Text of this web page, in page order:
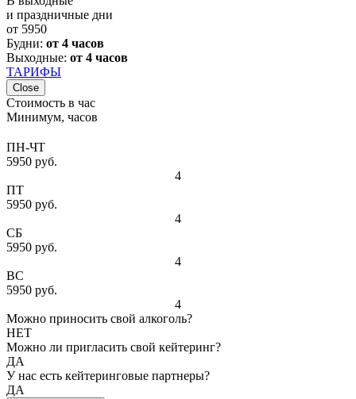
и праздничные дни
от 5950
Будни: от 4 часов
Выходные: от 4 часов
ТАРИФЫ
Close
Стоимость в час
Минимум, часов
ПН-ЧТ
5950 руб.
4
ПТ
5950 руб.
4
СБ
5950 руб.
4
ВС
5950 руб.
4
Можно приносить свой алкоголь?
НЕТ
Можно ли пригласить свой кейтеринг?
ДА
У нас есть кейтеринговые партнеры?
ДА